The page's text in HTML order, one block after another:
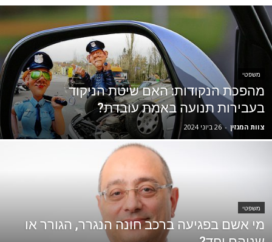
משפטי
מהפכת הנקודות: האם שיטת הניקוד
בעבירות תנועה באמת עובדת?
צוות המגזין - 26 ביוני 2024
משפטי
מי אשם בפגיעה ברכב חונה הנגרר, הגורר או